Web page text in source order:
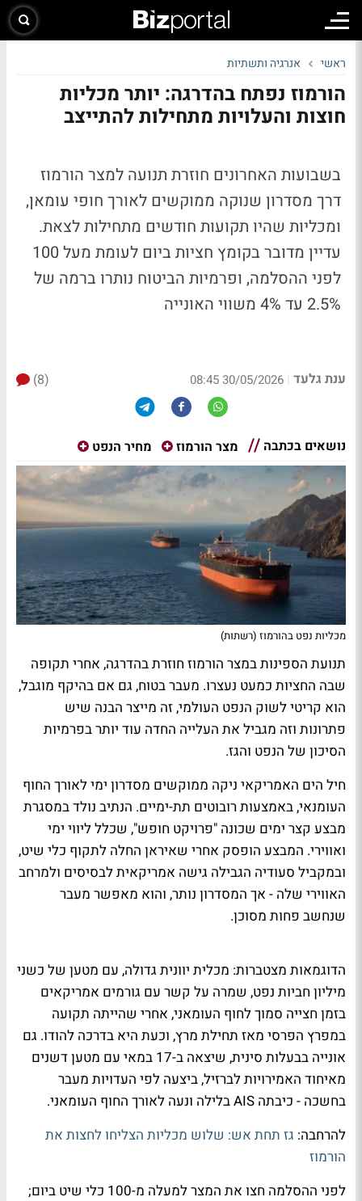
ראשי אנרגיה ותשתיות
הורמוז נפתח בהדרגה: יותר מכליות
חוצות והעלויות מתחילות להתייצב
בשבועות האחרונים חוזרת תנועה למצר הורמוז
דרך מסדרון שנוקה ממוקשים לאורך חופי עומאן,
ומכליות שהיו תקועות חודשים מתחילות לצאת.
עדיין מדובר בקומץ חציות ביום לעומת מעל 100
לפני ההסלמה, ופרמיות הביטוח נותרו ברמה של
2.5% עד 4% משווי האונייה
ענת גלעד |
30/05/2026 08:45
(8)
נושאים בכתבה מצר הורמוז מחיר הנפט
מכליות נפט בהורמוז (רשתות)
תנועת הספינות במצר הורמוז חוזרת בהדרגה, אחרי תקופה
שבה החציות כמעט נעצרו. מעבר בטוח, גם אם בהיקף מוגבל,
הוא קריטי לשוק הנפט העולמי, זה מייצר הבנה שיש
פתרונות וזה מגביל את העלייה החדה עוד יותר בפרמיות
הסיכון של הנפט והגז.
חיל הים האמריקאי ניקה ממוקשים מסדרון ימי לאורך החוף
העומנאי, באמצעות רובוטים תת-ימיים. הנתיב נולד במסגרת
מבצע קצר ימים שכונה "פרויקט חופש", שכלל ליווי ימי
ואווירי. המבצע הופסק אחרי שאיראן החלה לתקוף כלי שיט,
ובמקביל סעודיה הגבילה גישה אמריקאית לבסיסים ולמרחב
האווירי שלה - אך המסדרון נותר, והוא מאפשר מעבר
שנחשב פחות מסוכן.
הדוגמאות מצטברות: מכלית יוונית גדולה, עם מטען של כשני
מיליון חביות נפט, שמרה על קשר עם גורמים אמריקאים
בזמן חצייה סמוך לחוף העומאני, אחרי שהייתה תקועה
במפרץ הפרסי מאז תחילת מרץ, וכעת היא בדרכה להודו. גם
אונייה בבעלות סינית, שיצאה ב-17 במאי עם מטען דשנים
מאיחוד האמירויות לברזיל, ביצעה לפי העדויות מעבר
בחשכה - כיבתה AIS בלילה ונעה לאורך החוף העומאני.
להרחבה: גז תחת אש: שלוש מכליות הצליחו לחצות את
הורמוז
לפני ההסלמה חצו את המצר למעלה מ-100 כלי שיט ביום;